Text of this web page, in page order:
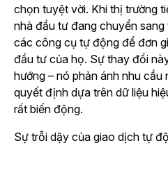
chọn tuyệt vời. Khi thị trường
nhà đầu tư đang chuyển
các công cụ tự động để đơn
đầu tư của họ. Sự thay đổi
hướng – nó phản ánh nhu
quyết định dựa trên dữ liệu
rất biến động.
Sự trỗi dậy của giao dịch tự